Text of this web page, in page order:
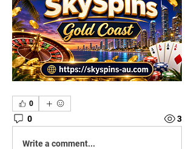
0
0 3
Write a comment...